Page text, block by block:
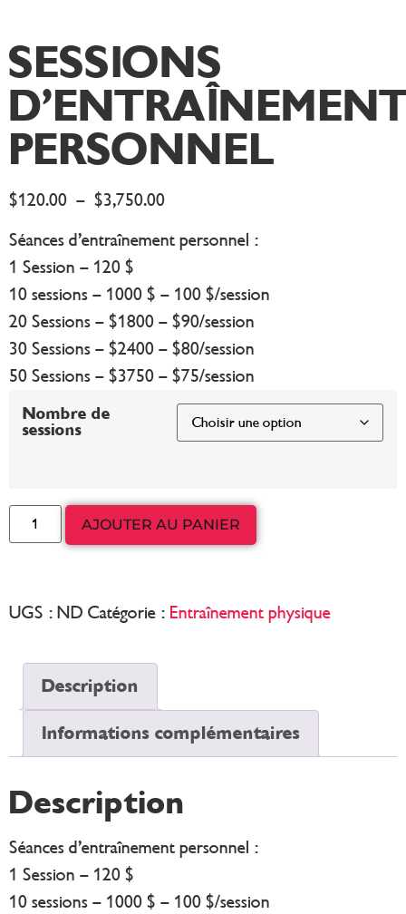
SESSIONS
PERSONNEL
$120.00 – $3,750.00
Séances d’entraînement personnel :
1 Session – 120 $
10 sessions – 1000 $ – 100 $/session
20 Sessions – $1800 – $90/session
30 Sessions – $2400 – $80/session
50 Sessions – $3750 – $75/session
Nombre de
sessions
AJOUTER AU PANIER
UGS : ND Catégorie : Entraînement physique
Description
Informations complémentaires
Description
Séances d’entraînement personnel :
1 Session – 120 $
10 sessions – 1000 $ – 100 $/session